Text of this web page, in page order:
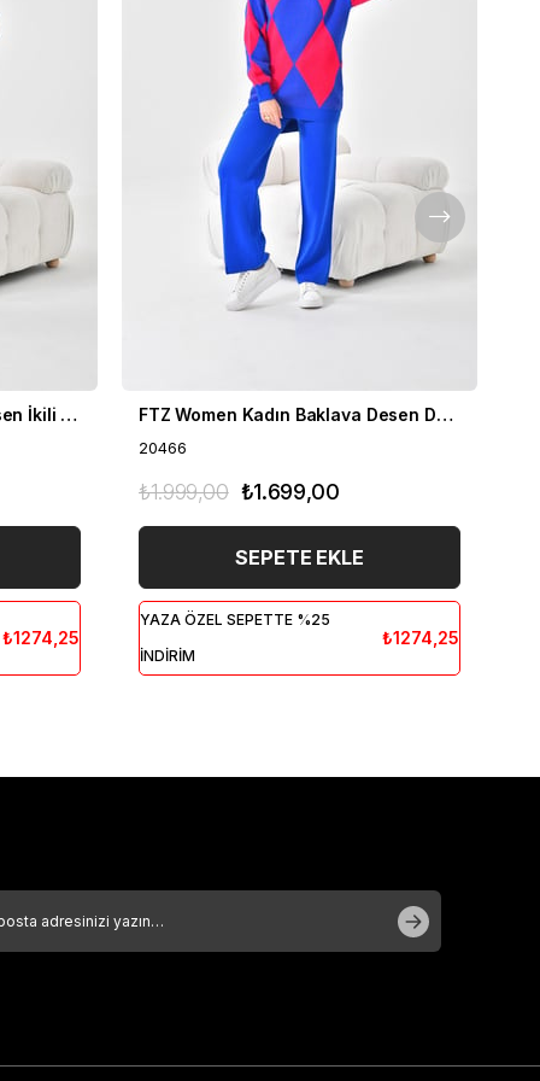
FTZ Women Kadın Zebra Desen İkili Takım Bisküvi 20503
₺1274,25
FTZ Women Kadın Baklava Desen Detaylı İkili Takım Saks Mavi 20466
20466
₺1.699,00
₺1.999,00
SEPETE EKLE
YAZA ÖZEL SEPETTE %25
İNDİRİM
₺1274,25